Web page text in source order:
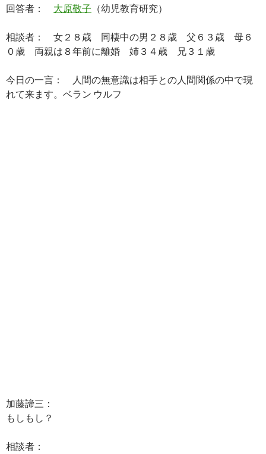
回答者： 大原敬子 （幼児教育研究）
相談者： 女２８歳 同棲中の男２８歳 父６３歳 母６
０歳 両親は８年前に離婚 姉３４歳 兄３１歳
今日の一言： 人間の無意識は相手との人間関係の中で現
れて来ます。ベラン ウルフ
加藤諦三：
もしもし？
相談者：